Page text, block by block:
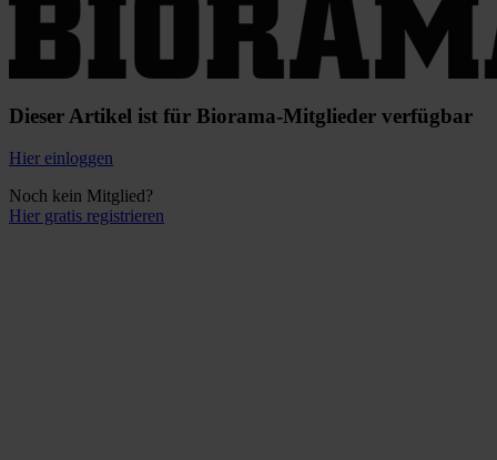
Dieser Artikel ist für Biorama-Mitglieder verfügbar
Hier einloggen
Noch kein Mitglied?
Hier gratis registrieren